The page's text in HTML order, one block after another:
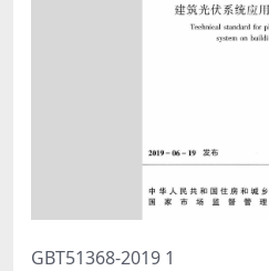
GBT51368-2019 1